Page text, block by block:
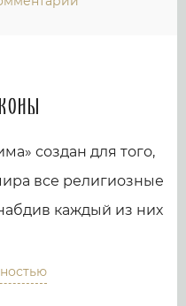
создан для того,
все религиозные
каждый из них